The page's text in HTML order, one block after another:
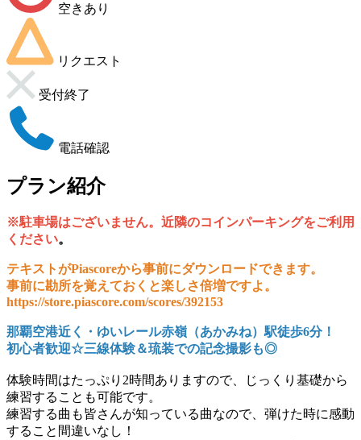
空きあり
リクエスト
受付終了
電話確認
プラン紹介
※駐車場はございません。近隣のコインパーキングをご利用
ください。
テキストがPiascoreから事前にダウンロードできます。
事前に勘所を覚えておくと楽しさ倍増ですよ。
https://store.piascore.com/scores/392153
那覇空港近く・ゆいレール赤嶺（あかみね）駅徒歩6分！
初心者歓迎☆三線体験＆琉装での記念撮影も◎
体験時間はたっぷり2時間ありますので、じっくり基礎から
練習することも可能です。
練習する曲も皆さんが知っている曲なので、弾けた時に感動
すること間違いなし！